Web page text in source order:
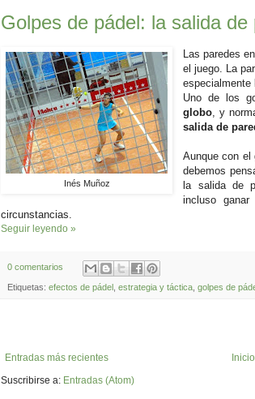
Golpes de pádel: la salida de
Inés Muñoz
Las paredes
el juego. La
especialmente
Uno de los
globo, y
salida de
Aunque con el
debemos
la salida de
incluso
circunstancias.
Seguir leyendo »
0 comentarios
Etiquetas: efectos de pádel estrategia y táctica golpes de
Entradas más recientes
Inicio
Suscribirse a: Entradas (Atom)